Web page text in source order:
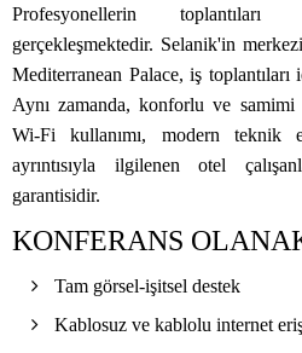
Profesyonellerin toplantıları
gerçekleşmektedir. Selanik'in
Mediterranean Palace, iş
Aynı zamanda, konforlu ve
Wi-Fi kullanımı, modern teknik
ayrıntısıyla ilgilenen otel
garantisidir.
KONFERANS
Tam görsel-işitsel destek
Kablosuz ve kablolu internet